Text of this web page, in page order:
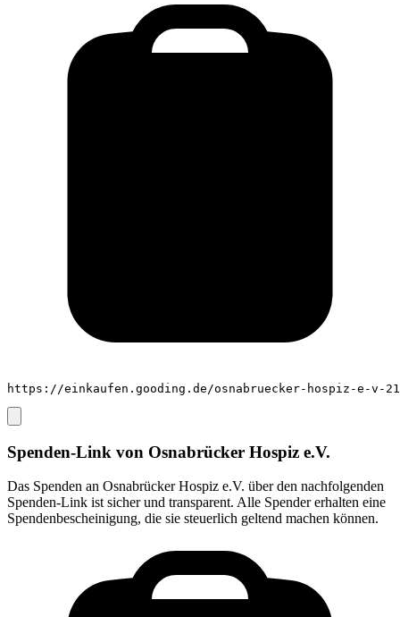
https://einkaufen.gooding.de/osnabruecker-hospiz-e-v-
Spenden-Link von Osnabrücker Hospiz e.V.
Das Spenden an Osnabrücker Hospiz e.V. über den nachfolgenden
Spenden-Link ist sicher und transparent. Alle Spender erhalten eine
Spendenbescheinigung, die sie steuerlich geltend machen können.